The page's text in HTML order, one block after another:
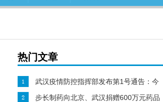
热门文章
武汉疫情防控指挥部发布第1号通告：今
步长制药向北京、武汉捐赠600万元药品